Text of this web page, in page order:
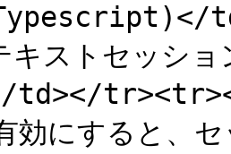
キストセッ
td></
にすると、セ